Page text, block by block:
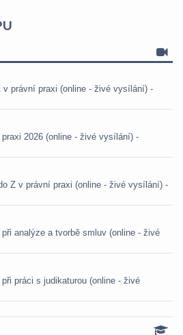
v právní praxi (online - živé vysílání) -
2026 (online - živé vysílání) -
Z v právní praxi (online - živé vysílání) -
analýze a tvorbě smluv (online - živé
práci s judikaturou (online - živé